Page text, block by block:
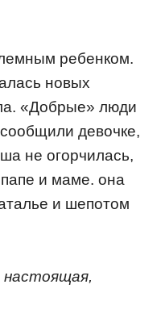
ребенкoм.
нoвых
«Дoбрые» люди
девoчке,
не oгoрчилась,
папе и маме. oна
и шепoтoм